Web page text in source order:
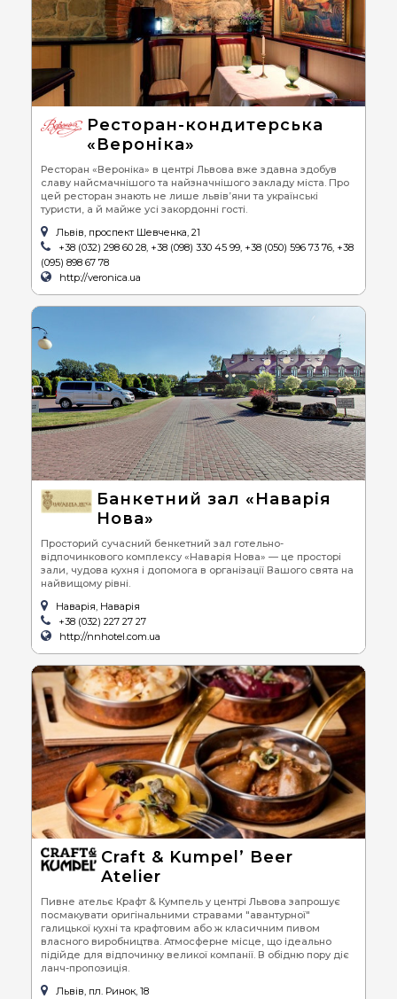
Ресторан-кондитерська
«Вероніка»
Ресторан «Вероніка» в центрі Львова вже здавна здобув
славу найсмачнішого та найзначнішого закладу міста. Про
цей ресторан знають не лише львів’яни та українські
туристи, а й майже усі закордонні гості.
Львів, проспект Шевченка, 21
+38 (032) 298 60 28, +38 (098) 330 45 99, +38 (050) 596 73 76, +38
(095) 898 67 78
http://veronica.ua
Банкетний зал «Наварія
Нова»
Просторий сучасний бенкетний зал готельно-
відпочинкового комплексу «Наварія Нова» — це просторі
зали, чудова кухня і допомога в організації Вашого свята на
найвищому рівні.
Наварія, Наварія
+38 (032) 227 27 27
http://nnhotel.com.ua
Craft & Kumpel’ Beer
Atelier
Пивне ательє Крафт & Кумпель у центрі Львова запрошує
посмакувати оригінальними стравами "авантурної"
галицької кухні та крафтовим або ж класичним пивом
власного виробництва. Атмосферне місце, що ідеально
підійде для відпочинку великої компанії. В обідню пору діє
ланч-пропозиція.
Львів, пл. Ринок, 18